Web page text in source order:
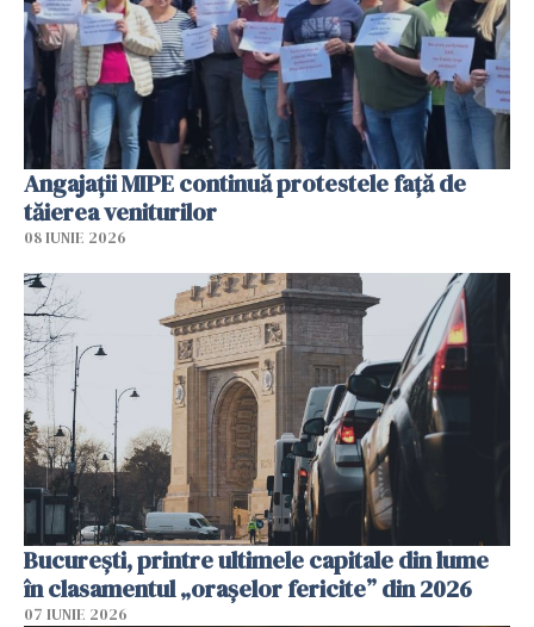
Angajaţii MIPE continuă protestele faţă de
tăierea veniturilor
08 IUNIE 2026
București, printre ultimele capitale din lume
în clasamentul „orașelor fericite” din 2026
07 IUNIE 2026